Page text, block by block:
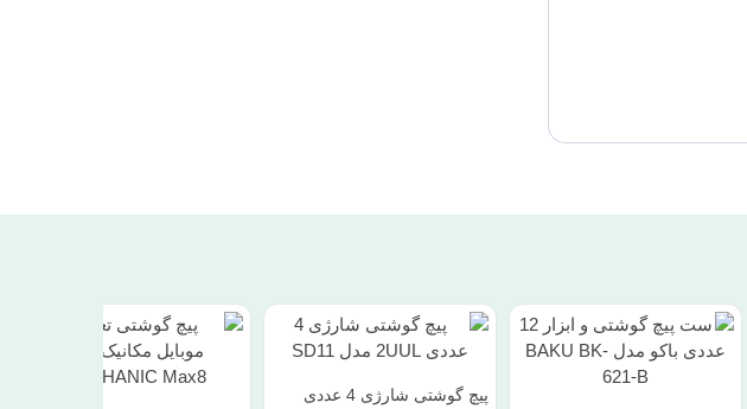
پیچ گوشتی شارژی 4 عددی